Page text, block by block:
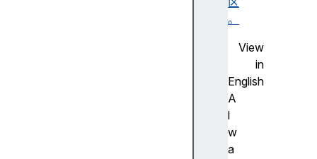
。
View
in
English
A
l
w
a